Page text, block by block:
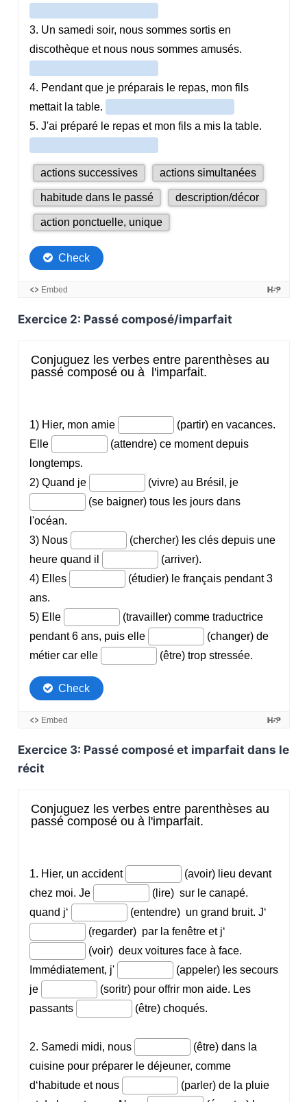
Exercice 2: Passé composé/imparfait
Exercice 3: Passé composé et imparfait dans le
récit